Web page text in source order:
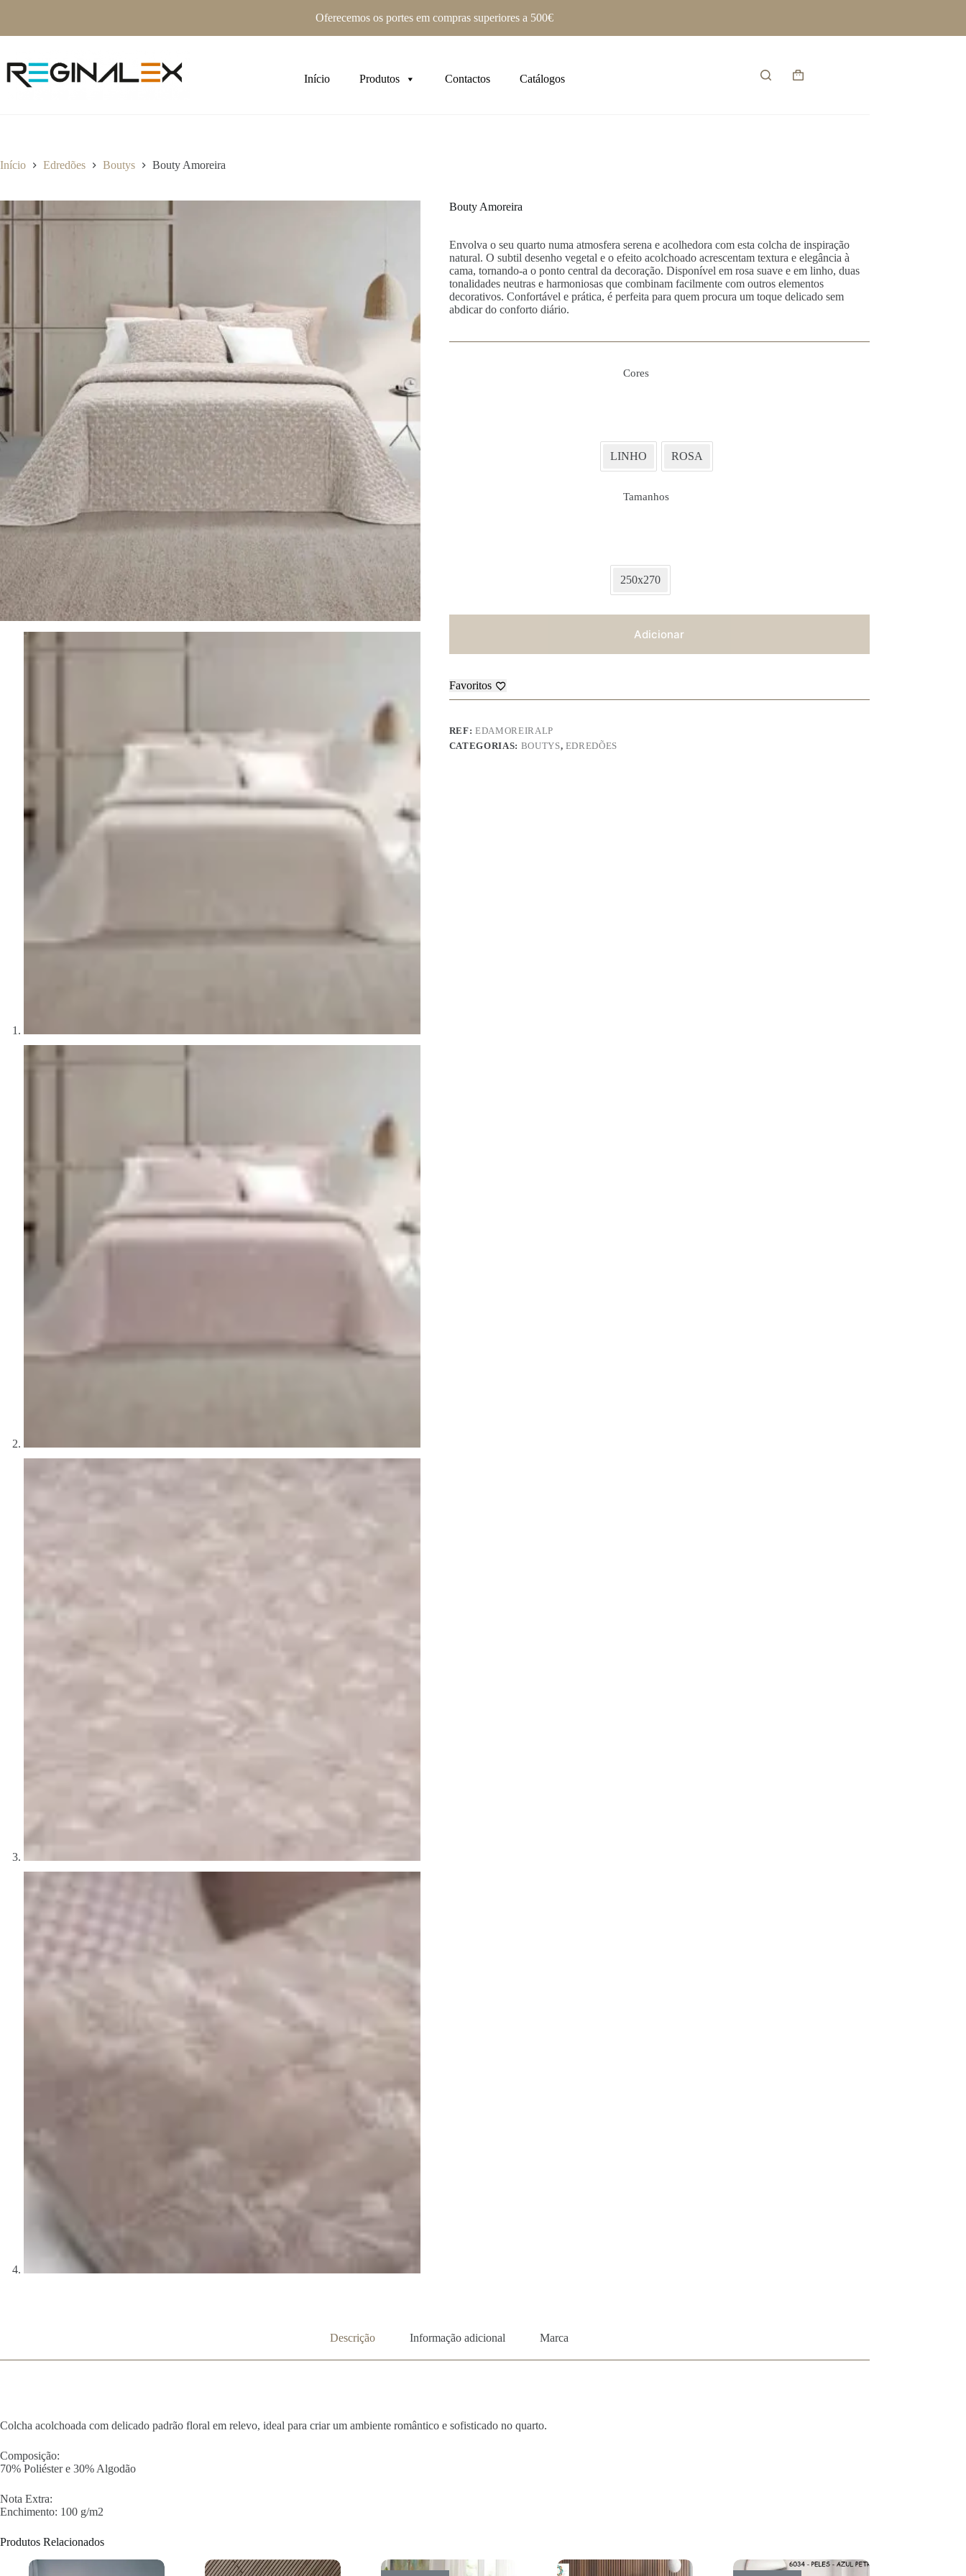
Oferecemos os portes em compras superiores a 500€
Início Produtos Contactos Catálogos
Carrinho
Início Edredões Boutys Bouty Amoreira
Bouty Amoreira
Envolva o seu quarto numa atmosfera serena e acolhedora com esta colcha de inspiração
natural. O subtil desenho vegetal e o efeito acolchoado acrescentam textura e elegância à
cama, tornando-a o ponto central da decoração. Disponível em rosa suave e em linho, duas
tonalidades neutras e harmoniosas que combinam facilmente com outros elementos
decorativos. Confortável e prática, é perfeita para quem procura um toque delicado sem
abdicar do conforto diário.
Cores
LINHO ROSA
Tamanhos
250x270
Adicionar
Favoritos
REF:EDAMOREIRALP
CATEGORIAS: BOUTYS, EDREDÕES
Descrição Informação adicional Marca
Colcha acolchoada com delicado padrão floral em relevo, ideal para criar um ambiente romântico e sofisticado no quarto.
Composição:
70% Poliéster e 30% Algodão
Nota Extra:
Enchimento: 100 g/m2
Produtos Relacionados